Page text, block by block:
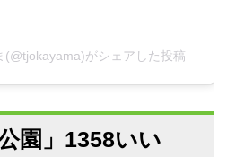
(@tjokayama)がシェアした投稿
園」1358いい